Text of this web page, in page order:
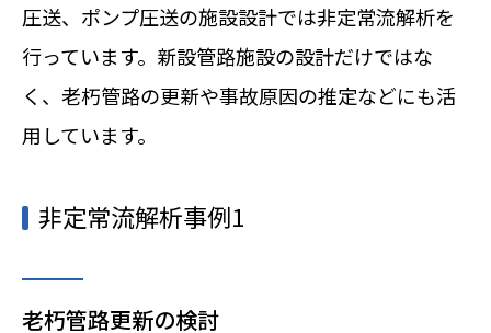
圧送、ポンプ圧送の施設設計では非定常流解析を
行っています。新設管路施設の設計だけではな
く、老朽管路の更新や事故原因の推定などにも活
用しています。
非定常流解析事例1
老朽管路更新の検討